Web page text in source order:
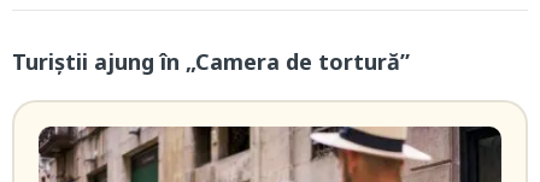
Turiștii ajung în „Camera de tortură”